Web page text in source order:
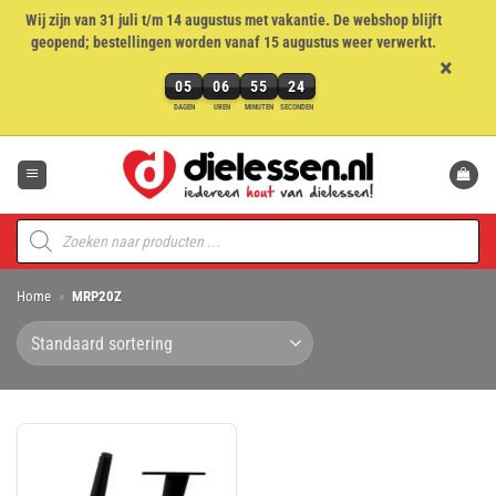
Wij zijn van 31 juli t/m 14 augustus met vakantie. De webshop blijft
geopend; bestellingen worden vanaf 15 augustus weer verwerkt.
05
DAGEN
06
UREN
55
MINUTEN
24
SECONDEN
5
6
uren,
55
minuten
en
×
naar
inhoud
Producten
zoeken
Home » MRP20Z